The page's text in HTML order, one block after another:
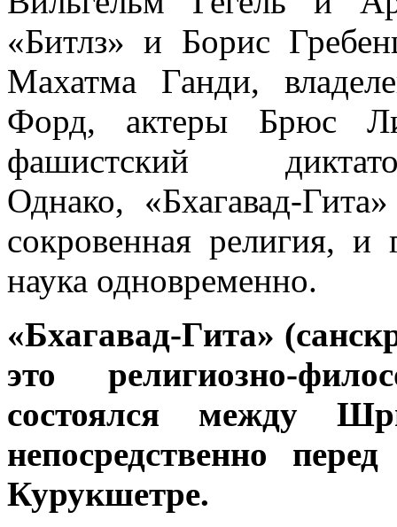
«Битлз» и Борис
Махатма Ганди,
Форд, актеры Брюс
фашистский
Однако, «Бхагавад-
сокровенная религия, и
наука одновременно.
«Бхагавад-Гита»
это религиозно-
состоялся между
непосредственно
Курукшетре.